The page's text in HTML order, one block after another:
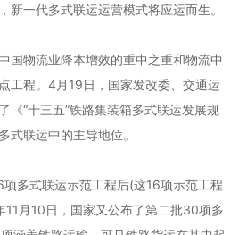
新一代多式联运运营模式将应运而生。
物流业降本增效的重中之重和物流中
工程。4月19日，国家发改委、交通运
《“十三五”铁路集装箱多式联运发展规
式联运中的主导地位。
式联运示范工程后(这16项示范工程
月10日，国家又公布了第二批30项多